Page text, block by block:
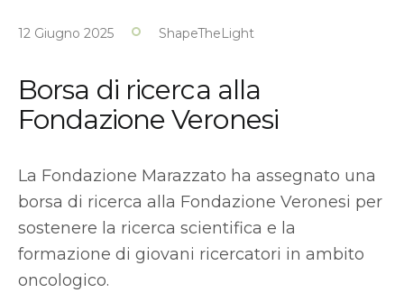
12 Giugno 2025 ShapeTheLight
Borsa di ricerca alla
Fondazione Veronesi
La Fondazione Marazzato ha assegnato una
borsa di ricerca alla Fondazione Veronesi per
sostenere la ricerca scientifica e la
formazione di giovani ricercatori in ambito
oncologico.